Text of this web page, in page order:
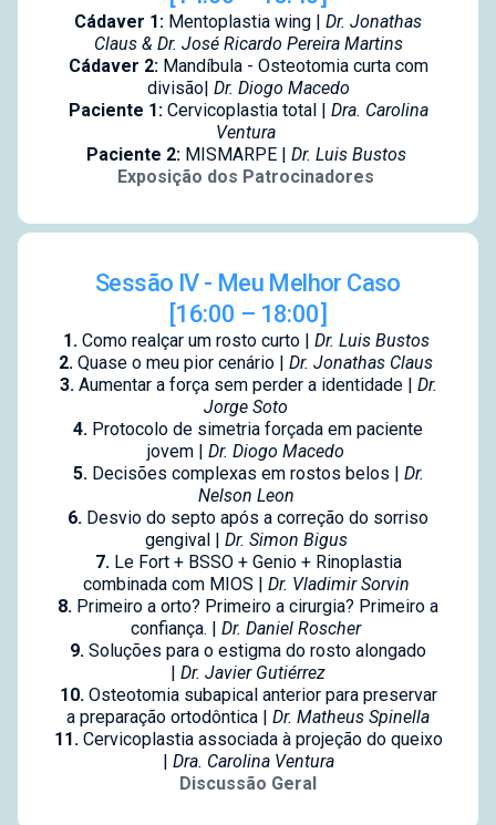
Cádaver 1: Mentoplastia wing | Dr. Jonathas
Claus & Dr. José Ricardo Pereira Martins
Cádaver 2: Mandíbula - Osteotomia curta com
divisão| Dr. Diogo Macedo
Paciente 1:Cervicoplastia total | Dra. Carolina
Ventura
Paciente 2:MISMARPE | Dr. Luis Bustos
Exposição dos Patrocinadores
Sessão IV - Meu Melhor Caso
[16:00 – 18:00]
1. Como realçar um rosto curto | Dr. Luis Bustos
2. Quase o meu pior cenário | Dr. Jonathas Claus
3. Aumentar a força sem perder a identidade | Dr.
Jorge Soto
4. Protocolo de simetria forçada em paciente
jovem | Dr. Diogo Macedo
5.Decisões complexas em rostos belos | Dr.
Nelson Leon
6. Desvio do septo após a correção do sorriso
gengival | Dr. Simon Bigus
7. Le Fort + BSSO + Genio + Rinoplastia
combinada com MIOS | Dr. Vladimir Sorvin
8. Primeiro a orto? Primeiro a cirurgia? Primeiro a
confiança. | Dr. Daniel Roscher
9. Soluções para o estigma do rosto alongado
| Dr. Javier Gutiérrez
10. Osteotomia subapical anterior para preservar
a preparação ortodôntica | Dr. Matheus Spinella
11. Cervicoplastia associada à projeção do queixo
| Dra. Carolina Ventura
Discussão Geral